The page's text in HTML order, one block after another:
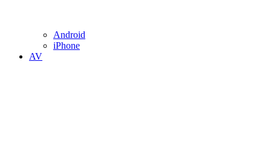
Android
iPhone
AV